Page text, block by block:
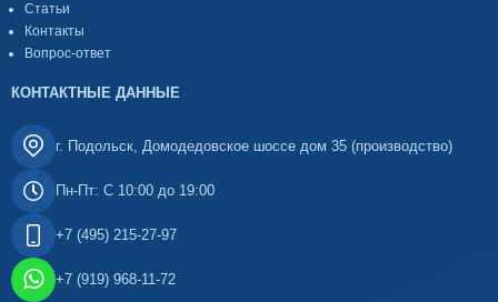
Статьи
Контакты
Вопрос-ответ
КОНТАКТНЫЕ ДАННЫЕ
г. Подольск, Домодедовское шоссе дом 35 (производство)
Пн-Пт: С 10:00 до 19:00
+7 (495) 215-27-97
+7 (919) 968-11-72